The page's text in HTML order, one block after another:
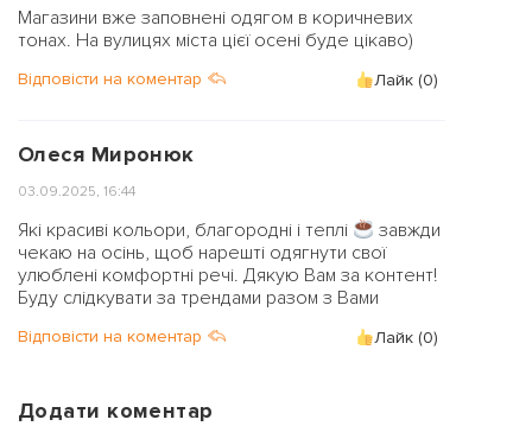
Магазини вже заповнені одягом в коричневих
тонах. На вулицях міста цієї осені буде цікаво)
Лайк (0)
Відповісти на коментар
Олеся Миронюк
03.09.2025, 16:44
Які красиві кольори, благородні і теплі
завжди
чекаю на осінь, щоб нарешті одягнути свої
улюблені комфортні речі. Дякую Вам за контент!
Буду слідкувати за трендами разом з Вами
Лайк (0)
Відповісти на коментар
Додати коментар